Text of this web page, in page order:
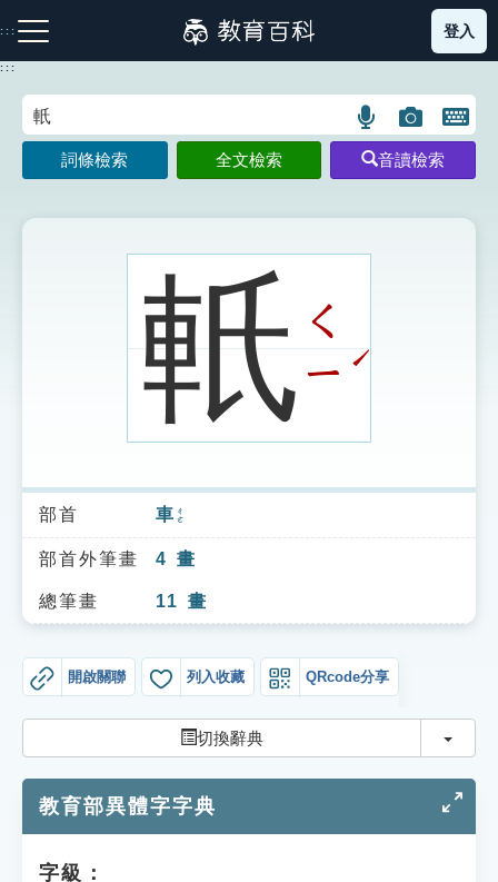
到
主
:::
注音索引圖示 筆畫索引圖示 部首索引表圖示
索引選單
知識索引
單字索引
貓頭鷹博士
登入
:::
語
言
搜
示
圖
片
搜
開
鍵
圖
詞條檢索 全文檢索 音讀檢索
軝 ㄑ
ㄧˊ
部首 車 ㄔㄜ
部首外筆畫 4 畫
總筆畫 11 畫
開啟關聯 列入收藏 QRcode分享
切換辭典 切換
教育部異體字字典
字級：